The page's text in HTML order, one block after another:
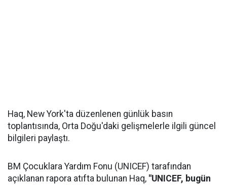
Haq, New York'ta düzenlenen günlük basın
toplantısında, Orta Doğu'daki gelişmelerle ilgili güncel
bilgileri paylaştı.
BM Çocuklara Yardım Fonu (UNICEF) tarafından
açıklanan rapora atıfta bulunan Haq, "UNICEF, bugün